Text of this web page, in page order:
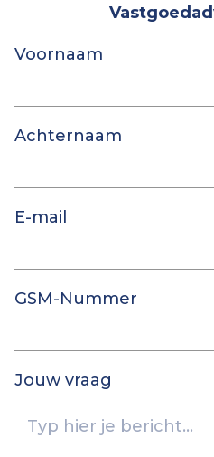
Voornaam
Achternaam
E-mail
GSM-Nummer
Jouw vraag